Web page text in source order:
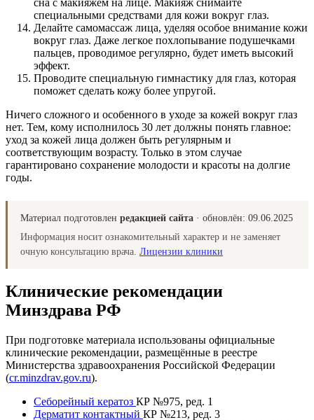
специальными средствами для кожи вокруг глаз.
Делайте самомассаж лица, уделяя особое внимание кожи
вокруг глаз. Даже легкое похлопывание подушечками
пальцев, проводимое регулярно, будет иметь высокий
эффект.
Проводите специальную гимнастику для глаз, которая
поможет сделать кожу более упругой.
Ничего сложного и особенного в уходе за кожей вокруг глаз
нет. Тем, кому исполнилось 30 лет должны понять главное:
уход за кожей лица должен быть регулярным и
соответствующим возрасту. Только в этом случае
гарантировано сохранение молодости и красоты на долгие
годы.
Материал подготовлен редакцией сайта · обновлён: 09.06.2025
Информация носит ознакомительный характер и не заменяет
очную консультацию врача. Лицензии клиники
Клинические рекомендации
Минздрава РФ
При подготовке материала использованы официальные
клинические рекомендации, размещённые в реестре
Министерства здравоохранения Российской Федерации
(cr.minzdrav.gov.ru).
Себорейный кератоз КР №975, ред. 1
Дерматит контактный КР №213, ред. 3